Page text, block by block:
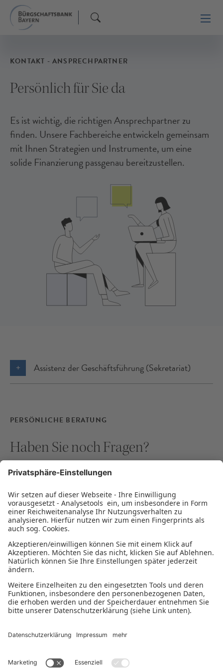
KONTAKT - ANSPRECHPARTNER
Persönlich für Sie da
Es ist wichtig, die richtigen Ansprechpartner zu
finden. Unsere Fachbereiche entwickeln gemeinsam
mit Ihnen Strategien und Instrumente, um eine
solide Finanzierung passgenau bereitzustellen.
Assistenz der Geschäftsführung (Sekretariat)
PERSÖNLICHE BERATUNG
Haben Sie noch Fragen?
Unsere Finanzierungsexperten beantworten Ihnen
gerne Ihre Fragen zu den Themen Gründung,
Nachfolge, Wachstum und Stabilisierung.
BERATUNG VEREINBAREN
Montag - Donnerstag 9:00-18:00 Uhr
Freitag 9:00-14:00 Uhr